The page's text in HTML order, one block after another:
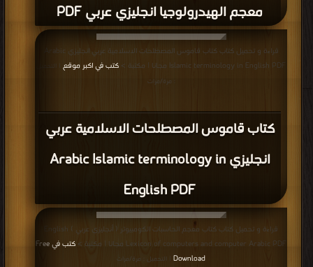
معجم الهيدرولوجيا انجليزي عربي PDF
كتاب قاموس المصطلحات الاسلامية عربي
انجليزي Arabic Islamic terminology in
English PDF
قراءة و تحميل كتاب كتاب قاموس المصطلحات الاسلامية عربي انجليزي Arabic
Islamic terminology in English PDF مجانا | مكتبة >
كتب في اكبر موقع
: مرة/مرات
قراءة و تحميل كتاب كتاب معجم الحاسبات الكومبيوتر ( أنجليزي عربي ) English
Lexicon of computers and computer Arabic PDF مجانا | مكتبة >
كتب في Free
Download | التحميل : مرة/مرات